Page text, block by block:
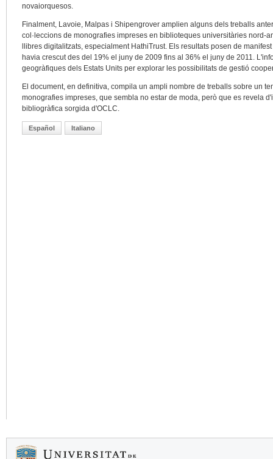
novaiorquesos.
Finalment, Lavoie, Malpas i Shipengrover amplien alguns dels treballs
col·leccions de monografies impreses en biblioteques universitàries nord-
llibres digitalitzats, especialment HathiTrust. Els resultats posen de
havia crescut des del 19% el juny de 2009 fins al 36% el juny de 2011.
geogràfiques dels Estats Units per explorar les possibilitats de gestió
El document, en definitiva, compila un ampli nombre de treballs sobre un
monografies impreses, que sembla no estar de moda, però que es revela
bibliogràfica sorgida d'OCLC.
Español Italiano